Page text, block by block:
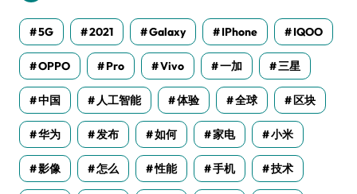
5G 2021 Galaxy IPhone IQOO
OPPO Pro Vivo 一加 三星
中国 人工智能 体验 全球 区块
华为 发布 如何 家电 小米
影像 怎么 性能 手机 技术